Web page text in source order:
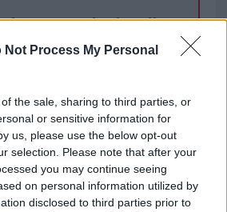
Not Process My Personal
the sale, sharing to third parties, or
or sensitive information for
us, please use the below opt-out
selection. Please note that after your
you may continue seeing
on personal information utilized by
disclosed to third parties prior to
l'accesso andando nella
dal menù del sito o
Arst
Comune Di Olbia
Olbia
Notizie Sardegna